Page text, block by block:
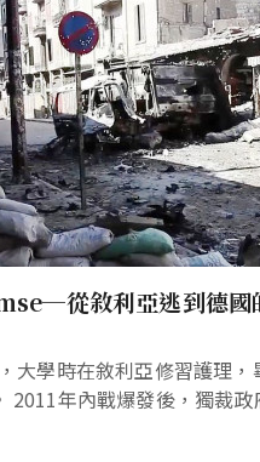
從敘利亞逃到德國
大學時在敘利亞修習護理，
2011年內戰爆發後，獨裁政